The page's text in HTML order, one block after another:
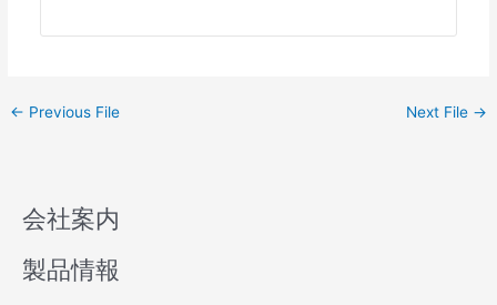
← Previous File Next File →
会社案内
製品情報